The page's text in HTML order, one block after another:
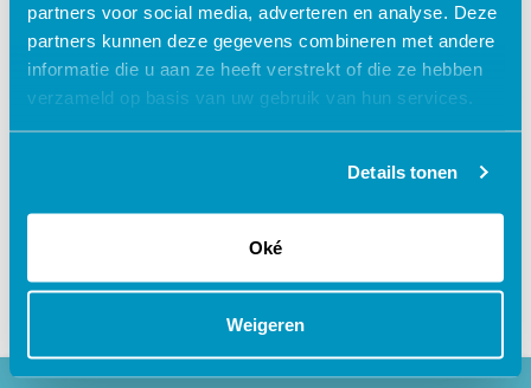
partners voor social media, adverteren en analyse. Deze
partners kunnen deze gegevens combineren met andere
informatie die u aan ze heeft verstrekt of die ze hebben
verzameld op basis van uw gebruik van hun services.
Details tonen
Oké
Weigeren
Accreditatiepunten worden automatisch
bijgeschreven
Gerelateerde cursussen